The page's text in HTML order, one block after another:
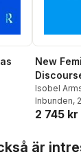
New
Isobel
Inbunden,
2 745 kr
är